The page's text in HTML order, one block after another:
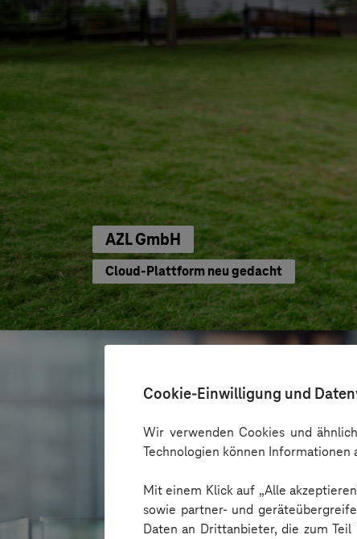
Cookie-Einwilligung und
Wir verwenden Cookies und
Technologien können
Mit einem Klick auf „Alle
sowie partner- und
Daten an Drittanbieter, die zum
AZL GmbH
Cloud-Plattform neu gedacht